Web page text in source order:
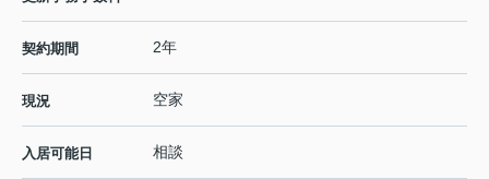
契約期間 2年
現況 空家
入居可能日 相談